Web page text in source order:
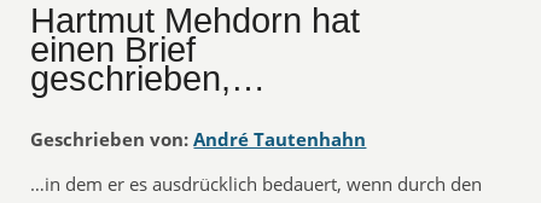
Hartmut Mehdorn hat
einen Brief
geschrieben,…
Geschrieben von: André Tautenhahn
…in dem er es ausdrücklich bedauert, wenn durch den